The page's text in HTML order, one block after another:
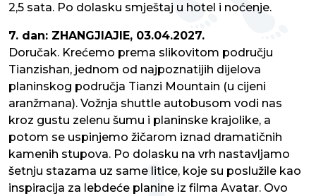
2,5 sata. Po dolasku smještaj u hotel i noćenje.
7. dan: ZHANGJIAJIE, 03.04.2027.
Doručak. Krećemo prema slikovitom području
Tianzishan, jednom od najpoznatijih dijelova
planinskog područja Tianzi Mountain (u cijeni
aranžmana). Vožnja shuttle autobusom vodi nas
kroz gustu zelenu šumu i planinske krajolike, a
potom se uspinjemo žičarom iznad dramatičnih
kamenih stupova. Po dolasku na vrh nastavljamo
šetnju stazama uz same litice, koje su poslužile kao
inspiracija za lebdeće planine iz filma Avatar. Ovo